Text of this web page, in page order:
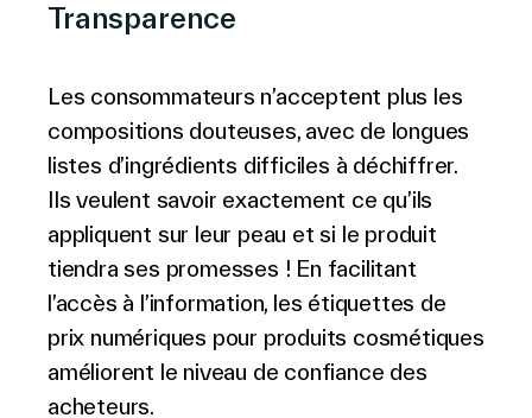
Transparence
Les consommateurs n’acceptent plus les
compositions douteuses, avec de longues
listes d’ingrédients difficiles à déchiffrer.
Ils veulent savoir exactement ce qu’ils
appliquent sur leur peau et si le produit
tiendra ses promesses ! En facilitant
l’accès à l’information, les étiquettes de
prix numériques pour produits cosmétiques
améliorent le niveau de confiance des
acheteurs.